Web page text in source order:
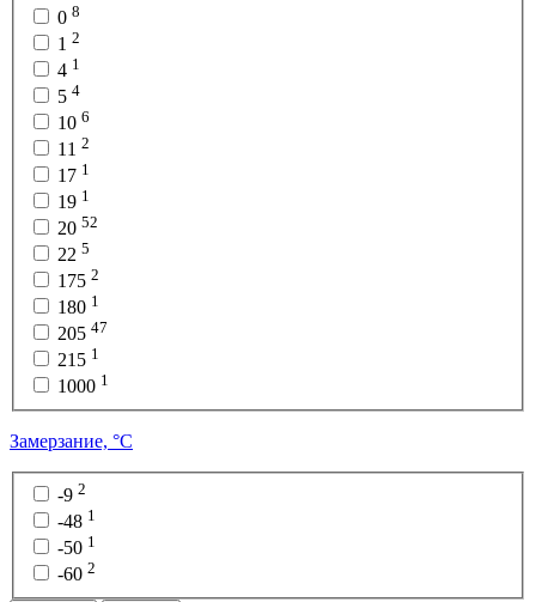
0 8
1 2
4 1
5 4
10 6
11 2
17 1
19 1
20 52
22 5
175 2
180 1
205 47
215 1
1000 1
Замерзание, °C
-9 2
-48 1
-50 1
-60 2